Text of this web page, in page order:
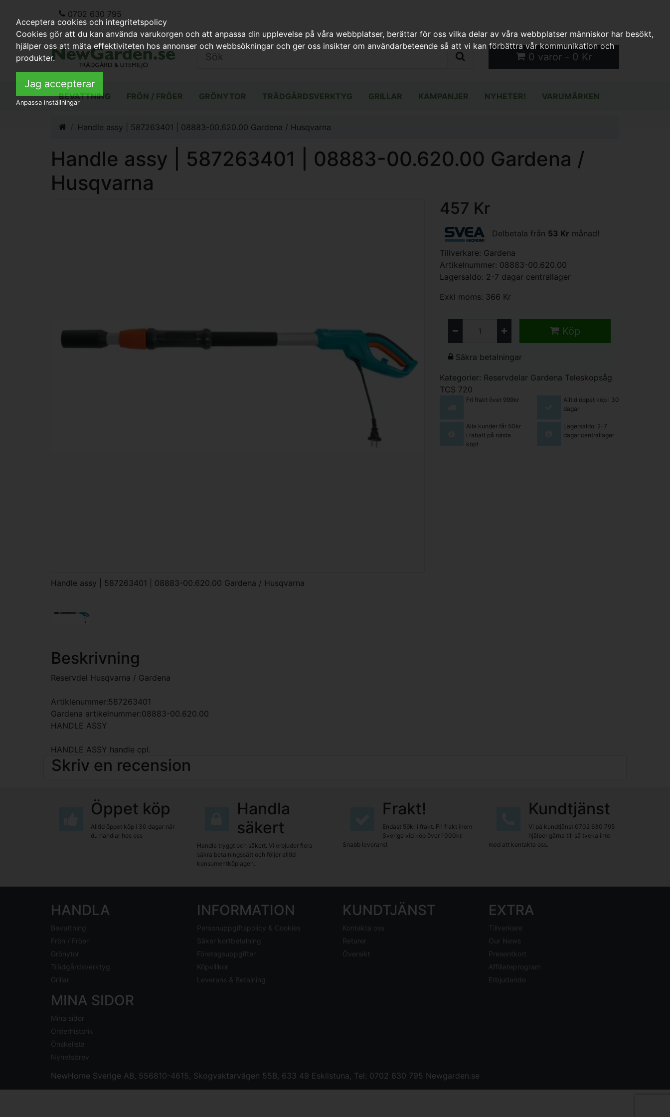
0702 630 795
0 varor - 0 Kr
BEVATTNING FRÖN / FRÖER GRÖNYTOR TRÄDGÅRDSVERKTYG GRILLAR KAMPANJER NYHETER! VARUMÄRKEN
Handle assy | 587263401 | 08883-00.620.00 Gardena / Husqvarna
Handle assy | 587263401 | 08883-00.620.00 Gardena /
Husqvarna
Handle assy | 587263401 | 08883-00.620.00 Gardena / Husqvarna
457 Kr
Delbetala från 53 Kr månad!
Tillverkare: Gardena
Artikelnummer: 08883-00.620.00
Lagersaldo: 2-7 dagar centrallager
Exkl moms: 366 Kr
Köp
Säkra betalningar
Kategorier: Reservdelar Gardena Teleskopsåg
TCS 720
Fri frakt över 999kr
Alltid öppet köp i 30
dagar
Alla kunder får 50kr
i rabatt på nästa
köp!
Lagersaldo: 2-7
dagar centrallager
Beskrivning
Reservdel Husqvarna / Gardena
Artiklenummer:587263401
Gardena artikelnummer:08883-00.620.00
HANDLE ASSY
HANDLE ASSY handle cpl.
Skriv en recension
Öppet köp
Alltid öppet köp i 30 dagar när
du handlar hos oss
Handla
säkert
Handla tryggt och säkert. Vi erbjuder flera
säkra betalningssätt och följer alltid
konsumentköplagen.
Frakt!
Endast 59kr i frakt. Fri frakt inom
Sverige vid köp över 1000kr.
Snabb leverans!
Kundtjänst
Vi på kundtjänst 0702 630 795
hjälper gärna till så tveka inte
med att kontakta oss.
HANDLA
Bevattning
Frön / Fröer
Grönytor
Trädgårdsverktyg
Grillar
INFORMATION
Personuppgiftspolicy & Cookies
Säker kortbetalning
Företagsuppgifter
Köpvillkor
Leverans & Betalning
KUNDTJÄNST
Kontakta oss
Returer
Översikt
EXTRA
Tillverkare
Our News
Presentkort
Affiliateprogram
Erbjudande
MINA SIDOR
Mina sidor
Orderhistorik
Önskelista
Nyhetsbrev
NewHome Sverige AB , 556810-4615, Skogvaktarvägen 55B, 633 49 Eskilstuna, Tel: 0702 630 795 Newgarden.se
Acceptera cookies och integritetspolicy
Cookies gör att du kan använda varukorgen och att anpassa din upplevelse på våra webbplatser, berättar för oss vilka delar av våra webbplatser människor har besökt,
hjälper oss att mäta effektiviteten hos annonser och webbsökningar och ger oss insikter om användarbeteende så att vi kan förbättra vår kommunikation och
produkter.
Jag accepterar
Anpassa inställningar